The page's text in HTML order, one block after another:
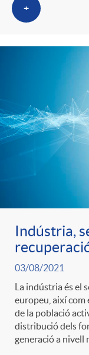
+
Indústria,
03/08/2021
La indústria és el
europeu, així com
de la població
distribució dels
generació a nivell